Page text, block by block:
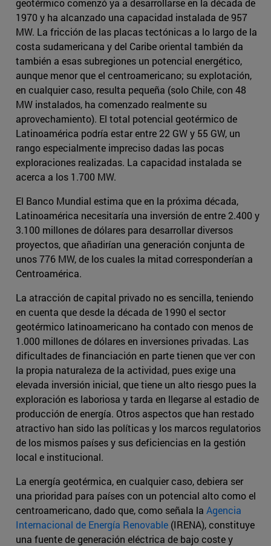
geotérmico comenzó ya a desarrollarse en la década de
1970 y ha alcanzado una capacidad instalada de 957
MW. La fricción de las placas tectónicas a lo largo de la
costa sudamericana y del Caribe oriental también da
también a esas subregiones un potencial energético,
aunque menor que el centroamericano; su explotación,
en cualquier caso, resulta pequeña (solo Chile, con 48
MW instalados, ha comenzado realmente su
aprovechamiento). El total potencial geotérmico de
Latinoamérica podría estar entre 22 GW y 55 GW, un
rango especialmente impreciso dadas las pocas
exploraciones realizadas. La capacidad instalada se
acerca a los 1.700 MW.
El Banco Mundial estima que en la próxima década,
Latinoamérica necesitaría una inversión de entre 2.400 y
3.100 millones de dólares para desarrollar diversos
proyectos, que añadirían una generación conjunta de
unos 776 MW, de los cuales la mitad corresponderían a
Centroamérica.
La atracción de capital privado no es sencilla, teniendo
en cuenta que desde la década de 1990 el sector
geotérmico latinoamericano ha contado con menos de
1.000 millones de dólares en inversiones privadas. Las
dificultades de financiación en parte tienen que ver con
la propia naturaleza de la actividad, pues exige una
elevada inversión inicial, que tiene un alto riesgo pues la
exploración es laboriosa y tarda en llegarse al estadio de
producción de energía. Otros aspectos que han restado
atractivo han sido las políticas y los marcos regulatorios
de los mismos países y sus deficiencias en la gestión
local e institucional.
La energía geotérmica, en cualquier caso, debiera ser
una prioridad para países con un potencial alto como el
centroamericano, dado que, como señala la Agencia
Internacional de Energía Renovable (IRENA), constituye
una fuente de generación eléctrica de bajo coste y